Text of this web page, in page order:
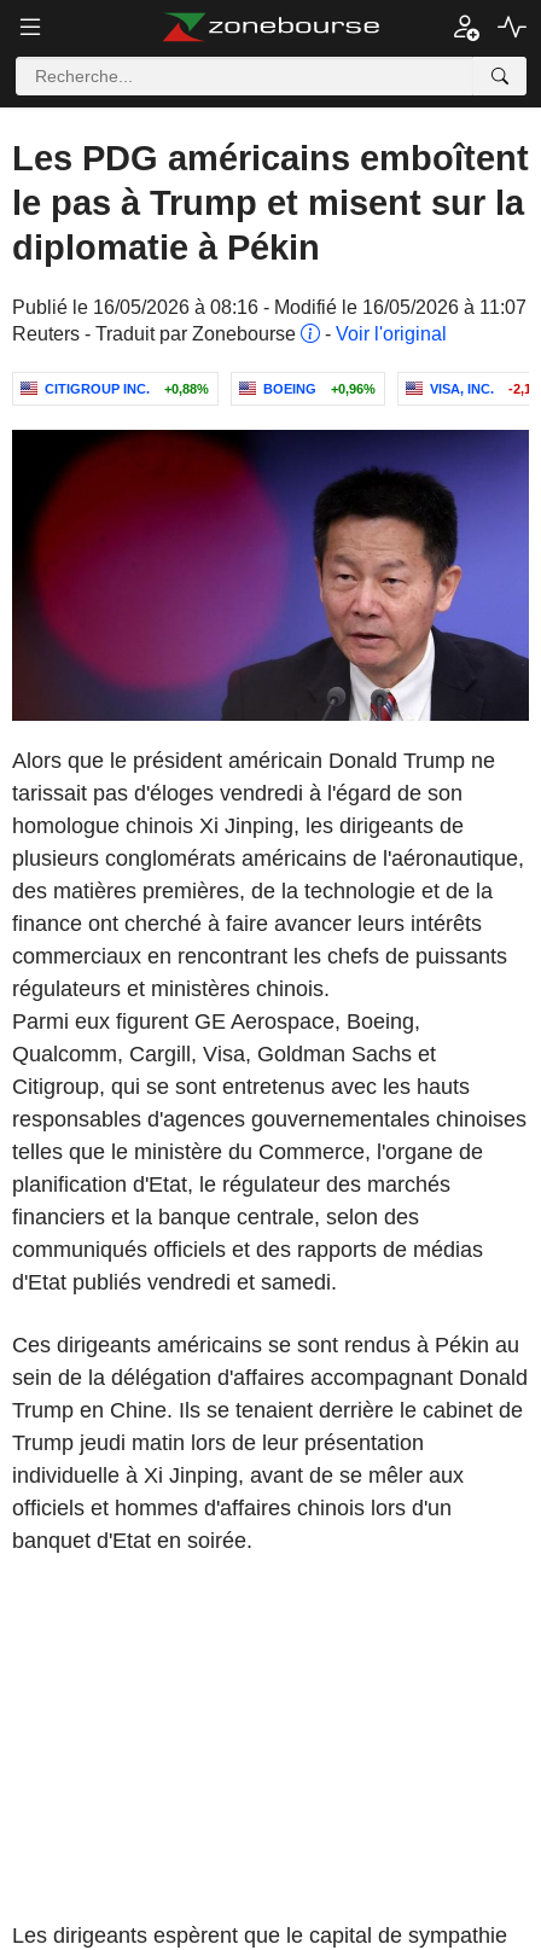
Les PDG américains emboîtent
le pas à Trump et misent sur la
diplomatie à Pékin
Publié le 16/05/2026 à 08:16 - Modifié le 16/05/2026 à 11:07
Reuters - Traduit par Zonebourse
- Voir l'original
CITIGROUP INC. +0,88% BOEING +0,96% VISA, INC. -
Alors que le président américain Donald Trump ne
tarissait pas d'éloges vendredi à l'égard de son
homologue chinois Xi Jinping, les dirigeants de
plusieurs conglomérats américains de l'aéronautique,
des matières premières, de la technologie et de la
finance ont cherché à faire avancer leurs intérêts
commerciaux en rencontrant les chefs de puissants
régulateurs et ministères chinois.
Parmi eux figurent GE Aerospace, Boeing,
Qualcomm, Cargill, Visa, Goldman Sachs et
Citigroup, qui se sont entretenus avec les hauts
responsables d'agences gouvernementales chinoises
telles que le ministère du Commerce, l'organe de
planification d'Etat, le régulateur des marchés
financiers et la banque centrale, selon des
communiqués officiels et des rapports de médias
d'Etat publiés vendredi et samedi.
Ces dirigeants américains se sont rendus à Pékin au
sein de la délégation d'affaires accompagnant Donald
Trump en Chine. Ils se tenaient derrière le cabinet de
Trump jeudi matin lors de leur présentation
individuelle à Xi Jinping, avant de se mêler aux
officiels et hommes d'affaires chinois lors d'un
banquet d'Etat en soirée.
Les dirigeants espèrent que le capital de sympathie